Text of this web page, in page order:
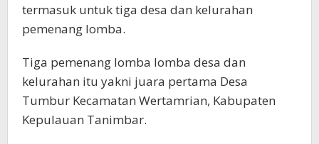
termasuk untuk tiga desa dan kelurahan
pemenang lomba.
Tiga pemenang lomba lomba desa dan
kelurahan itu yakni juara pertama Desa
Tumbur Kecamatan Wertamrian, Kabupaten
Kepulauan Tanimbar.